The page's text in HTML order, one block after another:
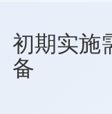
初期实施
备